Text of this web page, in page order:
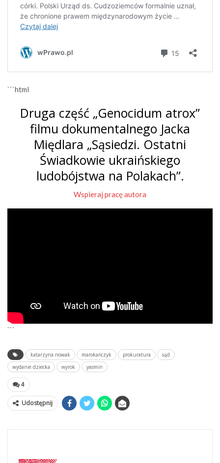
```html
Druga część „Genocidum atrox”
filmu dokumentalnego Jacka
Międlara „Sąsiedzi. Ostatni
Świadkowie ukraińskiego
ludobójstwa na Polakach”.
Wspieraj pracę autora
```
katarzyna nowak marokańczyk prokuratura
sąd
wydanie dziecka
wyrok yasmin
4
Udostępnij